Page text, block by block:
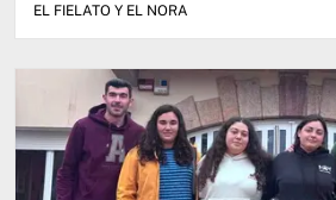
EL FIELATO Y EL NORA